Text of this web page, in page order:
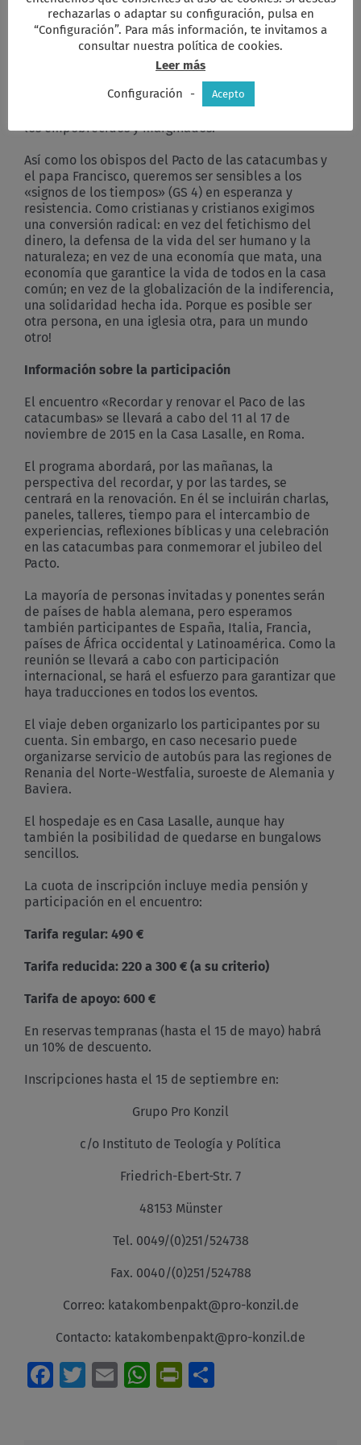
estructuras racistas?
¡No perdamos de vista estas preguntas! ¡Señalemos
en el centro del poder eclesiástico que el
no es una reliquia histórica, que las
cristianas y cristianos de hoy retoman su motivación
y la viven en el compromiso concreto al lado de las y
los empobrecidos y marginados!
Así como los obispos del Pacto de las catacumbas y
el papa Francisco, queremos ser sensibles a los
«signos de los tiempos» (GS 4) en esperanza y
resistencia. Como cristianas y cristianos exigimos
una conversión radical: en vez del fetichismo del
dinero, la defensa de la vida del ser humano y la
naturaleza; en vez de una economía que mata, una
economía que garantice la vida de todos en la casa
común; en vez de la globalización de la indiferencia,
una solidaridad hecha ida. Porque es posible ser
otra persona, en una iglesia otra, para un mundo
otro!
Información sobre la participación
El encuentro «Recordar y renovar el Paco de las
catacumbas» se llevará a cabo del 11 al 17 de
noviembre de 2015 en la Casa Lasalle, en Roma.
El programa abordará, por las mañanas, la
perspectiva del recordar, y por las tardes, se
centrará en la renovación. En él se incluirán charlas,
paneles, talleres, tiempo para el intercambio de
experiencias, reflexiones bíblicas y una celebración
en las catacumbas para conmemorar el jubileo del
Pacto.
La mayoría de personas invitadas y ponentes serán
de países de habla alemana, pero esperamos
también participantes de España, Italia, Francia,
países de África occidental y Latinoamérica. Como la
reunión se llevará a cabo con participación
internacional, se hará el esfuerzo para garantizar que
haya traducciones en todos los eventos.
El viaje deben organizarlo los participantes por su
cuenta. Sin embargo, en caso necesario puede
organizarse servicio de autobús para las regiones de
Renania del Norte-Westfalia, suroeste de Alemania y
Baviera.
El hospedaje es en Casa Lasalle, aunque hay
también la posibilidad de quedarse en bungalows
sencillos.
La cuota de inscripción incluye media pensión y
participación en el encuentro:
Tarifa regular: 490 €
Tarifa reducida: 220 a 300 € (a su criterio)
Tarifa de apoyo: 600 €
En reservas tempranas (hasta el 15 de mayo) habrá
un 10% de descuento.
Inscripciones hasta el 15 de septiembre en:
Grupo Pro Konzil
c/o Instituto de Teología y Política
Friedrich-Ebert-Str. 7
48153 Münster
Tel. 0049/(0)251/524738
Fax. 0040/(0)251/524788
Correo: katakombenpakt@pro-konzil.de
Contacto: katakombenpakt@pro-konzil.de
Facebook
Twitter
EmailWhatsApp
PrintFriendly
rechazarlas o adaptar su configuración, pulsa en
“Configuración”. Para más información, te invitamos a
consultar nuestra política de cookies.
Leer más
Configuración
- Acepto